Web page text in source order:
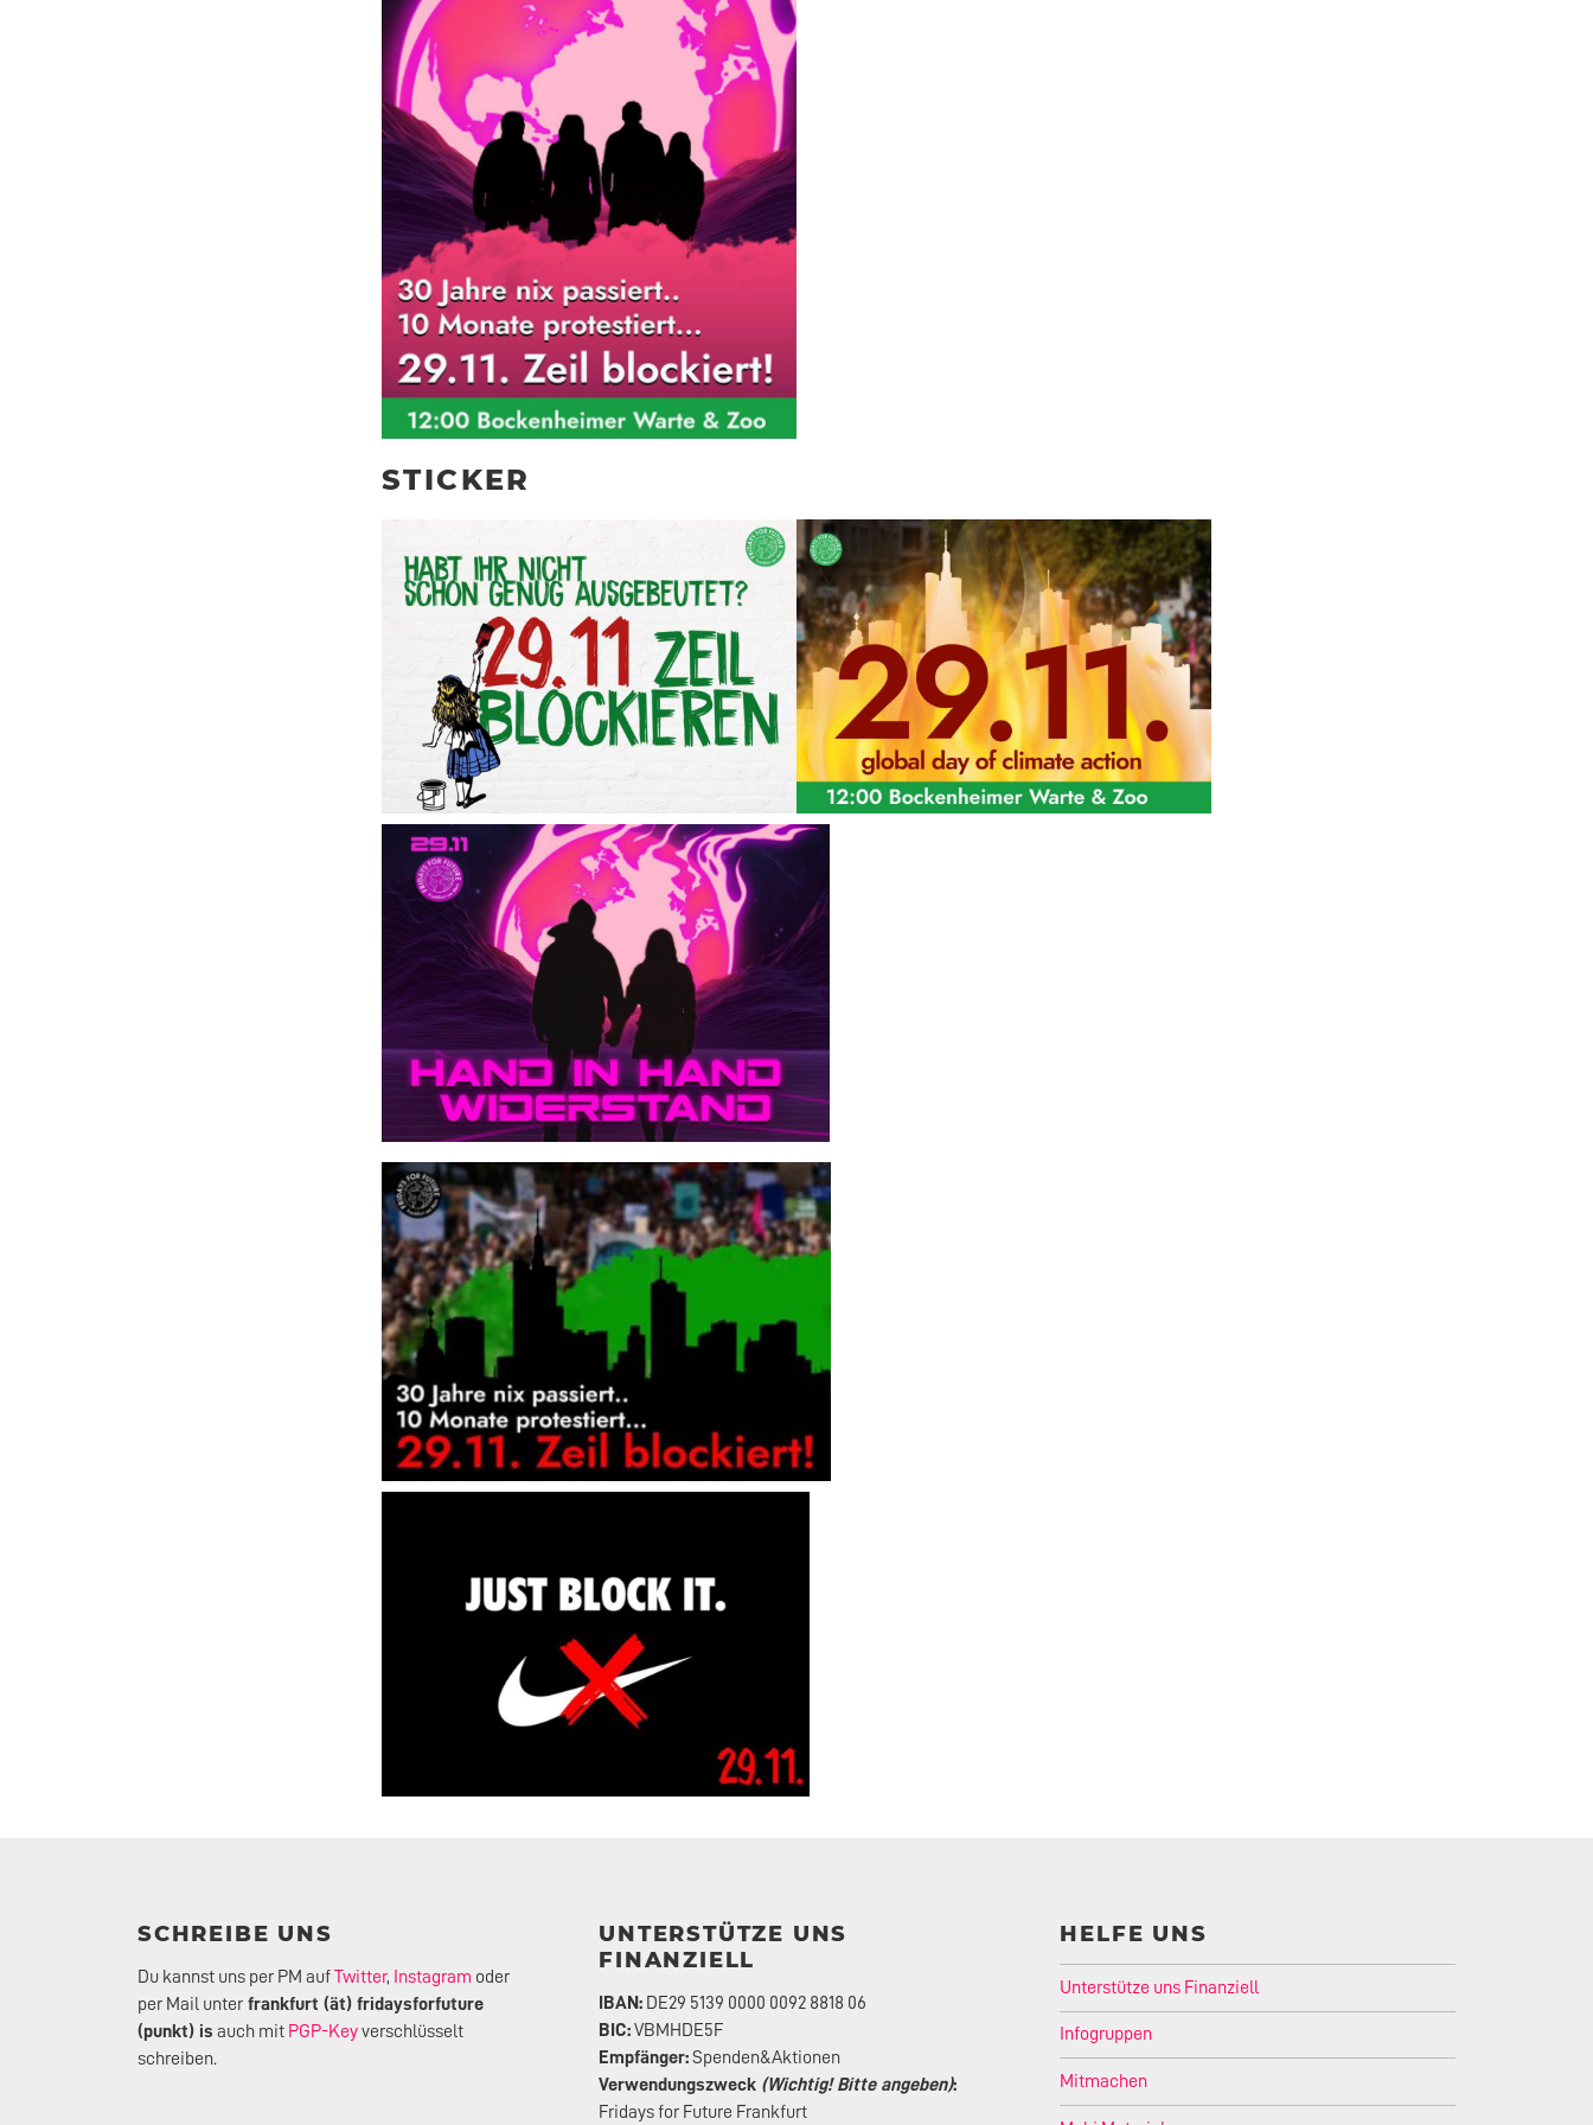
STICKER
SCHREIBE UNS
Du kannst uns per PM aufTwitter, Instagram oder
per Mail unterfrankfurt (ät) fridaysforfuture
(punkt) is auch mit PGP-Keyverschlüsselt
schreiben.
UNTERSTÜTZE UNS
FINANZIELL
IBAN: DE29 5139 0000 0092 8818 06
BIC:VBMHDE5F
Empfänger:Spenden&Aktionen
Verwendungszweck (Wichtig! Bitte angeben):
Fridays for Future Frankfurt
HELFE UNS
Unterstütze uns Finanziell
Infogruppen
Mitmachen